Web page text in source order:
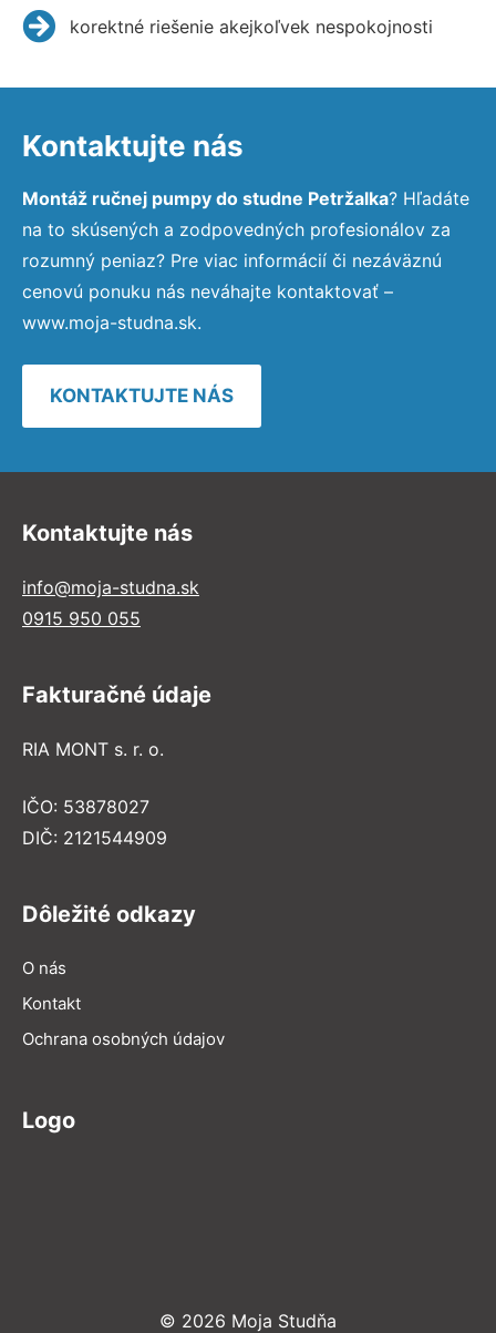
korektné riešenie akejkoľvek nespokojnosti
Kontaktujte nás
Montáž ručnej pumpy do studne Petržalka? Hľadáte
na to skúsených a zodpovedných profesionálov za
rozumný peniaz? Pre viac informácií či nezáväznú
cenovú ponuku nás neváhajte kontaktovať –
www.moja-studna.sk.
KONTAKTUJTE NÁS
Kontaktujte nás
info@moja-studna.sk
0915 950 055
Fakturačné údaje
RIA MONT s. r. o.
IČO: 53878027
DIČ: 2121544909
Dôležité odkazy
O nás
Kontakt
Ochrana osobných údajov
Logo
© 2026 Moja Studňa